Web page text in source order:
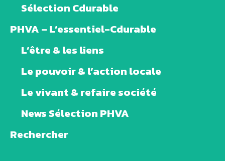
Sélection Cdurable
PHVA – L’essentiel-Cdurable
L’être & les liens
Le pouvoir & l’action locale
Le vivant & refaire société
News Sélection PHVA
Rechercher